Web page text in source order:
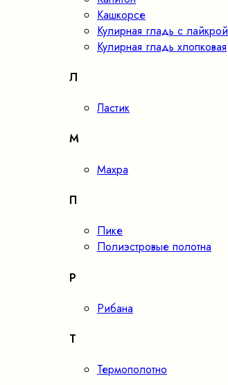
Кашкорсе
Кулирная гладь с лайкрой
Кулирная гладь хлопковая
Л
Ластик
М
Махра
П
Пике
Полиэстровые полотна
Р
Рибана
Т
Термополотно